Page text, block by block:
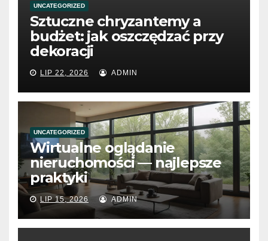
UNCATEGORIZED
Sztuczne chryzantemy a
budżet: jak oszczędzać przy
dekoracji
LIP 22, 2026 ADMIN
UNCATEGORIZED
Wirtualne oglądanie
nieruchomości — najlepsze
praktyki
LIP 15, 2026 ADMIN